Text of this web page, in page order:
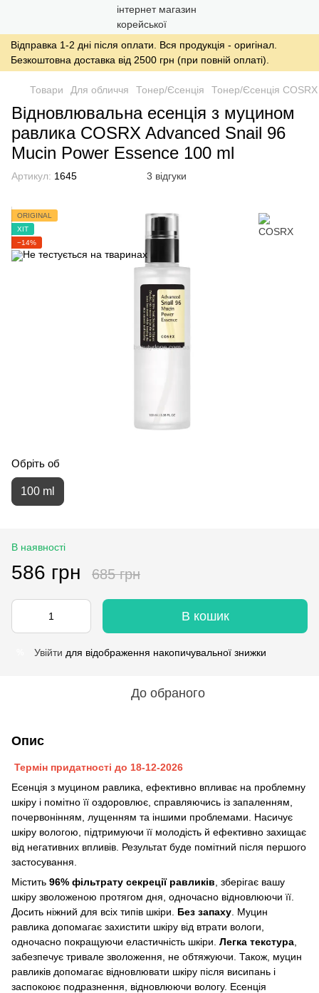
Відправка 1-2 дні після оплати. Вся продукція - оригінал.
Безкоштовна доставка від 2500 грн (при повній оплаті).
Товари Для обличчя Тонер/Єсенція Тонер/Єсенція COSRX
Відновлювальна есенція з муцином
равлика COSRX Advanced Snail 96
Mucin Power Essence 100 ml
Артикул: 1645 3 відгуки
ORIGINAL
ХІТ
−14%
Обріть об
100 ml
В наявності
586 грн 685 грн
В кошик
Увійти для відображення накопичувальної знижки
До обраного
Опис
Термін придатності до 18-12-2026
Есенція з муцином равлика, ефективно впливає на проблемну
шкіру і помітно її оздоровлює, справляючись із запаленням,
почервонінням, лущенням та іншими проблемами. Насичує
шкіру вологою, підтримуючи її молодість й ефективно захищає
від негативних впливів. Результат буде помітний після першого
застосування.
Містить 96% фільтрату секреції равликів , зберігає вашу
шкіру зволоженою протягом дня, одночасно відновлюючи її.
Досить ніжний для всіх типів шкіри. Без запаху . Муцин
равлика допомагає захистити шкіру від втрати вологи,
одночасно покращуючи еластичність шкіри. Легка текстура
забезпечує тривале зволоження, не обтяжуючи. Також, муцин
равликів допомагає відновлювати шкіру після висипань і
заспокоює подразнення, відновлюючи вологу. Есенція